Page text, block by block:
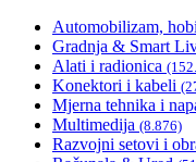
Automobilizam,
Gradnja & Smart
Alati i radionica
Konektori i kabeli
Mjerna tehnika i
Multimedija (8.876)
Razvojni setovi i